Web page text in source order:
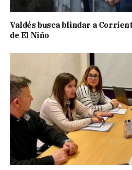
Valdés busca blindar a
de El Niño